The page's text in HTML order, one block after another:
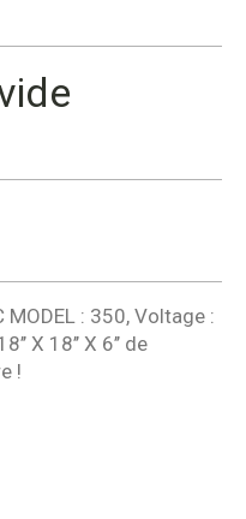
MODEL : 350, Voltage :
X 18’’ X 6’’ de
!